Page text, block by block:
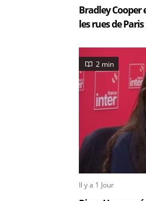
Bradley Cooper
les rues de
2 min
Il y a 1 Jour